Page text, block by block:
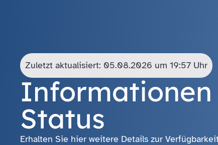
Zuletzt aktualisiert: 05.08.2026 um 19:57 Uhr
Informationen
Status
Erhalten Sie hier weitere Details zur